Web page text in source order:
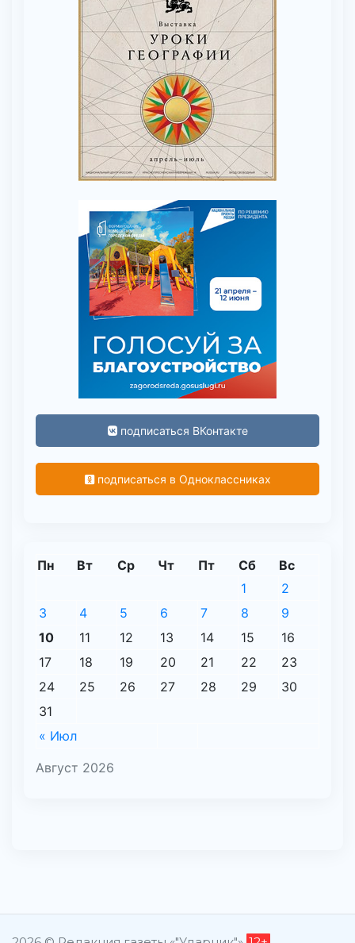
подписаться ВКонтакте
подписаться в Одноклассниках
Август 2026
Пн Вт Ср Чт Пт Сб Вс
« Июл
1
2
3
4 5 6 7 8
9
10
11 12 13 14 15
16
17
18 19 20 21 22
23
24
25 26 27 28 29
30
31